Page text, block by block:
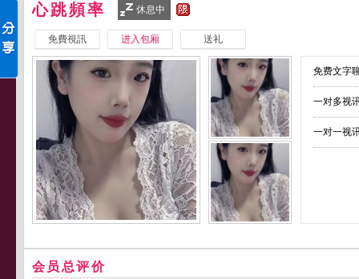
心跳頻率 休息中
免費視訊 进入包厢 送礼
免费文字
一对多视
一对一视
会员总评价